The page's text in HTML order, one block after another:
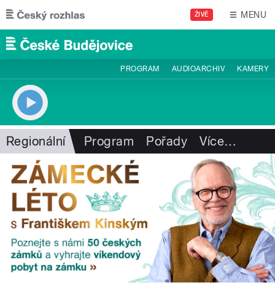
Přejít k hlavnímu obsahu
ŽIVĚ MENU
PROGRAM AUDIOARCHIV KAMERY
Regionální Program Pořady Více…